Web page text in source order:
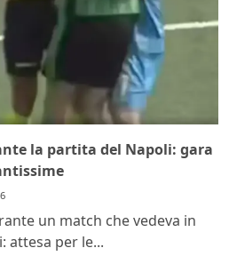
la partita del Napoli: gara
un match che vedeva in
attesa per le...